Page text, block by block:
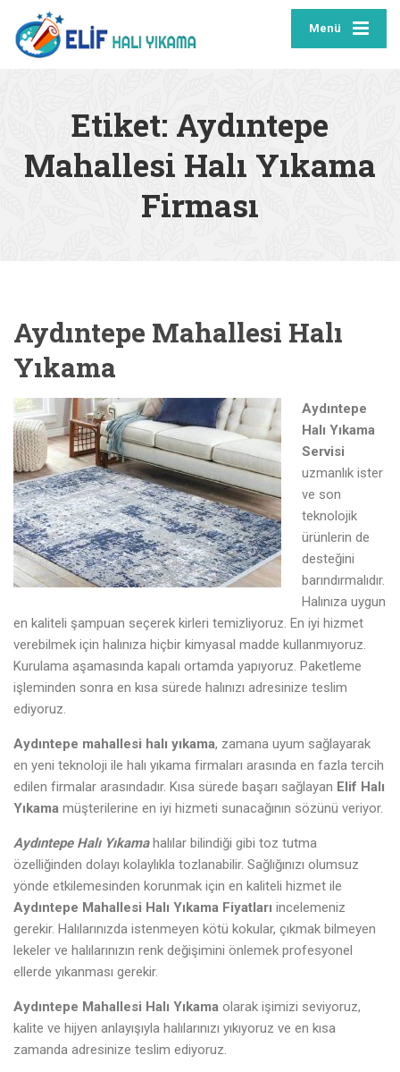
Menü
Etiket: Aydıntepe
Mahallesi Halı Yıkama
Firması
Aydıntepe Mahallesi Halı
Yıkama
Aydıntepe
Halı Yıkama
Servisi
uzmanlık ister
ve son
teknolojik
ürünlerin de
desteğini
barındırmalıdır.
Halınıza uygun
en kaliteli şampuan seçerek kirleri temizliyoruz. En iyi hizmet
verebilmek için halınıza hiçbir kimyasal madde kullanmıyoruz.
Kurulama aşamasında kapalı ortamda yapıyoruz. Paketleme
işleminden sonra en kısa sürede halınızı adresinize teslim
ediyoruz.
Aydıntepe mahallesi halı yıkama, zamana uyum sağlayarak
en yeni teknoloji ile halı yıkama firmaları arasında en fazla tercih
edilen firmalar arasındadır. Kısa sürede başarı sağlayan Elif Halı
Yıkama müşterilerine en iyi hizmeti sunacağının sözünü veriyor.
Aydıntepe Halı Yıkamahalılar bilindiği gibi toz tutma
özelliğinden dolayı kolaylıkla tozlanabilir. Sağlığınızı olumsuz
yönde etkilemesinden korunmak için en kaliteli hizmet ile
Aydıntepe Mahallesi Halı Yıkama Fiyatları incelemeniz
gerekir. Halılarınızda istenmeyen kötü kokular, çıkmak bilmeyen
lekeler ve halılarınızın renk değişimini önlemek profesyonel
ellerde yıkanması gerekir.
Aydıntepe Mahallesi Halı Yıkama olarak işimizi seviyoruz,
kalite ve hijyen anlayışıyla halılarınızı yıkıyoruz ve en kısa
zamanda adresinize teslim ediyoruz.